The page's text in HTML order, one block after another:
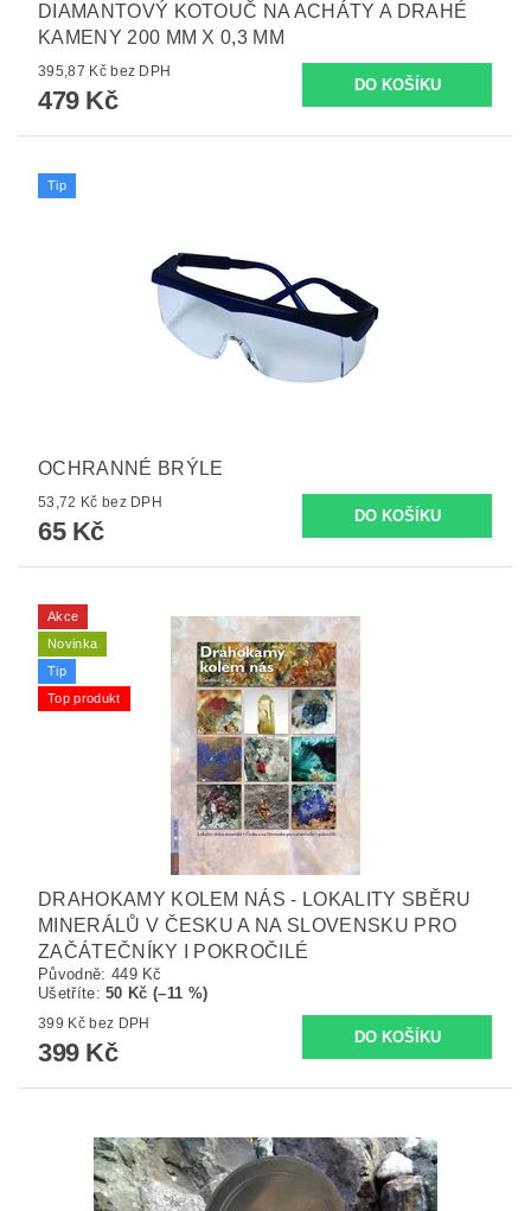
DIAMANTOVÝ KOTOUČ NA ACHÁTY A DRAHÉ
KAMENY 200 MM X 0,3 MM
395,87 Kč bez DPH
479 Kč
Tip
OCHRANNÉ BRÝLE
53,72 Kč bez DPH
65 Kč
Akce
Novinka
Tip
Top produkt
DRAHOKAMY KOLEM NÁS - LOKALITY SBĚRU
MINERÁLŮ V ČESKU A NA SLOVENSKU PRO
ZAČÁTEČNÍKY I POKROČILÉ
Původně: 449 Kč
Ušetříte:50 Kč (–11 %)
399 Kč bez DPH
399 Kč